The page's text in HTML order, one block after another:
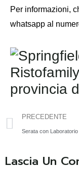
Per informazioni,
whatsapp al
PRECEDENTE
Lascia Un